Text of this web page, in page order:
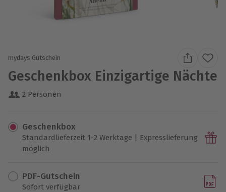
mydays Gutschein
Geschenkbox Einzigartige Nächte
2 Personen
Geschenkbox
Standardlieferzeit 1-2 Werktage | Expresslieferung
möglich
PDF-Gutschein
Sofort verfügbar